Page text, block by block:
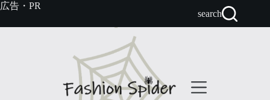
コ
テ
広告・PR
search